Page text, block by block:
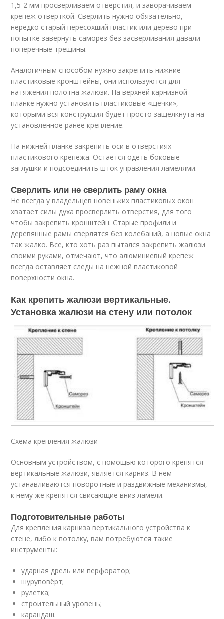
1,5-2 мм просверливаем отверстия, и заворачиваем
крепеж отверткой. Сверлить нужно обязательно,
нередко старый пересохший пластик или дерево при
попытке завернуть саморез без засверливания давали
поперечные трещины.
Аналогичным способом нужно закрепить нижние
пластиковые кронштейны, они используются для
натяжения полотна жалюзи. На верхней карнизной
планке нужно установить пластиковые «щечки»,
которыми вся конструкция будет просто защелкнута на
установленное ранее крепление.
На нижней планке закрепить оси в отверстиях
пластикового крепежа. Остается одеть боковые
заглушки и подсоединить шток управления ламелями.
Сверлить или не сверлить раму окна
Не всегда у владельцев новеньких пластиковых окон
хватает силы духа просверлить отверстия, для того
чтобы закрепить кронштейн. Старые профили и
деревянные рамы сверлятся без колебаний, а новые окна
так жалко. Все, кто хоть раз пытался закрепить жалюзи
своими руками, отмечают, что алюминиевый крепеж
всегда оставляет следы на нежной пластиковой
поверхности окна.
Как крепить жалюзи вертикальные.
Установка жалюзи на стену или потолок
Схема крепления жалюзи
Основным устройством, с помощью которого крепятся
вертикальные жалюзи, является карниз. В нём
устанавливаются поворотные и раздвижные механизмы,
к нему же крепятся свисающие вниз ламели.
Подготовительные работы
Для крепления карниза вертикального устройства к
стене, либо к потолку, вам потребуются такие
инструменты:
ударная дрель или перфоратор;
шуруповёрт;
рулетка;
строительный уровень;
карандаш.